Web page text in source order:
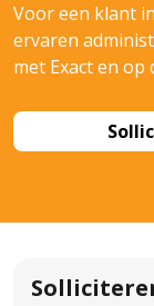
Voor een klant
ervaren
met Exact en